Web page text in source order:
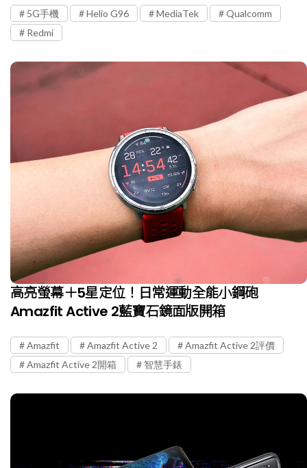
5G手機 Helio G96 MediaTek
Qualcomm
Redmi
高亮螢幕＋5星定位！日常運動全能小鋼砲
Amazfit Active 2藍寶石鏡面版開箱
Amazfit Amazfit Active 2
Amazfit Active 2評價
Amazfit Active 2開箱
智慧手錶